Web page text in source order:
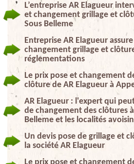
L’entreprise AR Elagueur
et changement grillage et
Sous Belleme
Entreprise AR Elagueur
changement grillage et
réglementations
Le prix pose et changement
clôture de AR Elagueur à
AR Elagueur : l'expert qui
de changement des clôtures
Belleme et les localités
Un devis pose de grillage et
la société AR Elagueur
Le prix pose et changement